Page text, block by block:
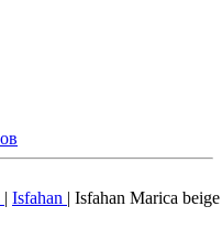
| Isfahan | Isfahan Marica